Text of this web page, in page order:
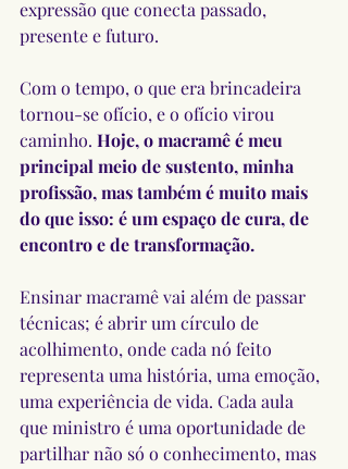
expressão que conecta passado,
presente e futuro.
Com o tempo, o que era brincadeira
tornou-se ofício, e o ofício virou
caminho. Hoje, o macramê é meu
principal meio de sustento, minha
profissão, mas também é muito mais
do que isso: é um espaço de cura, de
encontro e de transformação.
Ensinar macramê vai além de passar
técnicas; é abrir um círculo de
acolhimento, onde cada nó feito
representa uma história, uma emoção,
uma experiência de vida. Cada aula
que ministro é uma oportunidade de
partilhar não só o conhecimento, mas